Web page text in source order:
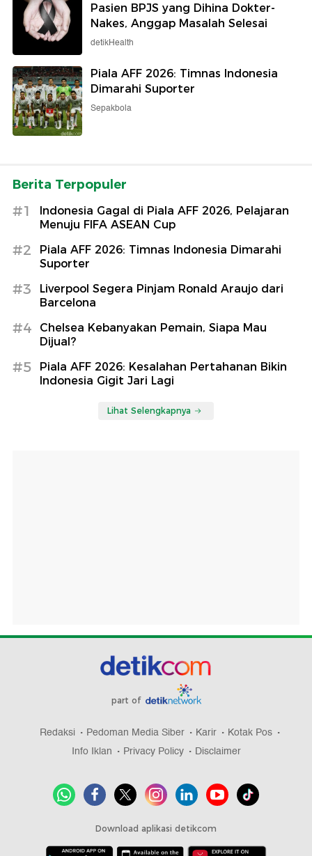
Pasien BPJS yang Dihina Dokter-
Nakes, Anggap Masalah Selesai
detikHealth
Piala AFF 2026: Timnas Indonesia
Dimarahi Suporter
Sepakbola
Berita Terpopuler
#1
Indonesia Gagal di Piala AFF 2026, Pelajaran
Menuju FIFA ASEAN Cup
#2
Piala AFF 2026: Timnas Indonesia Dimarahi
Suporter
#3
Liverpool Segera Pinjam Ronald Araujo dari
Barcelona
#4
Chelsea Kebanyakan Pemain, Siapa Mau
Dijual?
#5
Piala AFF 2026: Kesalahan Pertahanan Bikin
Indonesia Gigit Jari Lagi
Lihat Selengkapnya
part of
Redaksi Pedoman Media Siber Karir
Kotak Pos
Info Iklan
Privacy Policy Disclaimer
Download aplikasi detikcom